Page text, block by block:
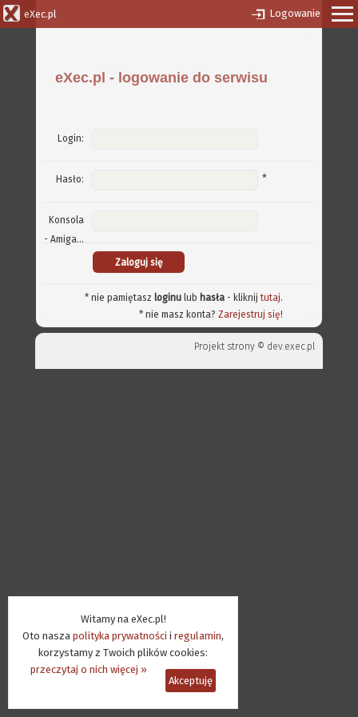
Witamy na eXec.pl!
Oto nasza polityka prywatności i regulamin,
korzystamy z Twoich plików cookies:
przeczytaj o nich więcej »
Akceptuję
eXec.pl Logowanie
eXec.pl - logowanie do serwisu
Login:
Hasło: *
Konsola
- Amiga...
* nie pamiętasz loginu lub hasła - kliknijtutaj.
* nie masz konta? Zarejestruj się!
Projekt strony © dev.exec.pl